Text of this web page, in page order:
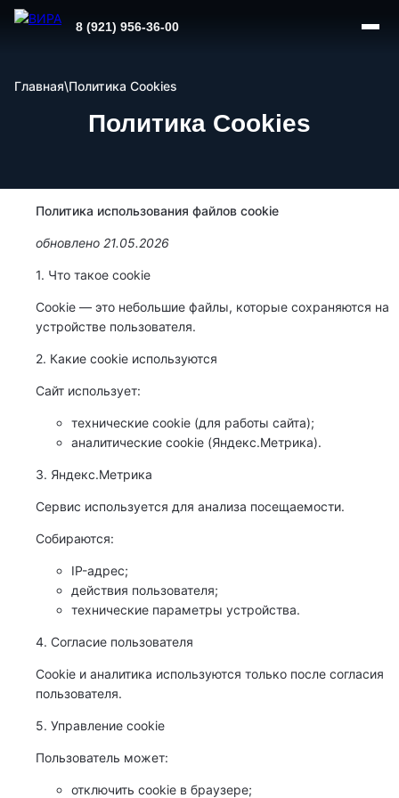
8 (921) 956-36-00
Главная\Политика Cookies
Политика Cookies
Политика использования файлов cookie
обновлено 21.05.2026
1. Что такое cookie
Cookie — это небольшие файлы, которые сохраняются на
устройстве пользователя.
2. Какие cookie используются
Сайт использует:
технические cookie (для работы сайта);
аналитические cookie (Яндекс.Метрика).
3. Яндекс.Метрика
Сервис используется для анализа посещаемости.
Собираются:
IP-адрес;
действия пользователя;
технические параметры устройства.
4. Согласие пользователя
Cookie и аналитика используются только после согласия
пользователя.
5. Управление cookie
Пользователь может:
отключить cookie в браузере;